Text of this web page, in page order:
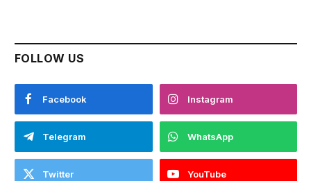
FOLLOW US
Facebook Instagram
Telegram WhatsApp
Twitter YouTube